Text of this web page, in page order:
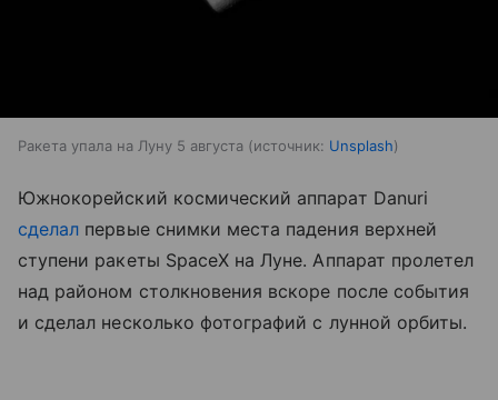
Ракета упала на Луну 5 августа источник: Unsplash
Южнокорейский космический аппарат Danuri
сделал первые снимки места падения верхней
ступени ракеты SpaceX на Луне. Аппарат пролетел
над районом столкновения вскоре после события
и сделал несколько фотографий с лунной орбиты.